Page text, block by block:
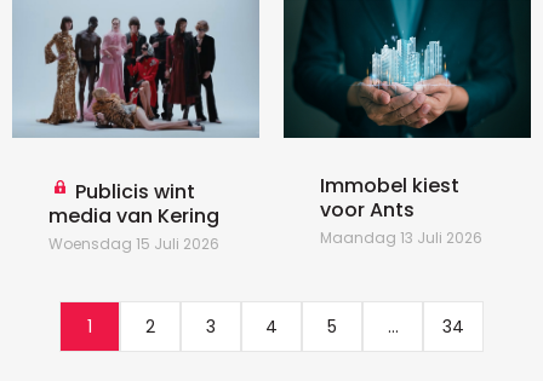
Publicis wint
media van Kering
Woensdag 15 Juli 2026
Immobel kiest
voor Ants
Maandag 13 Juli 2026
1 2 3 4 5 ... 34